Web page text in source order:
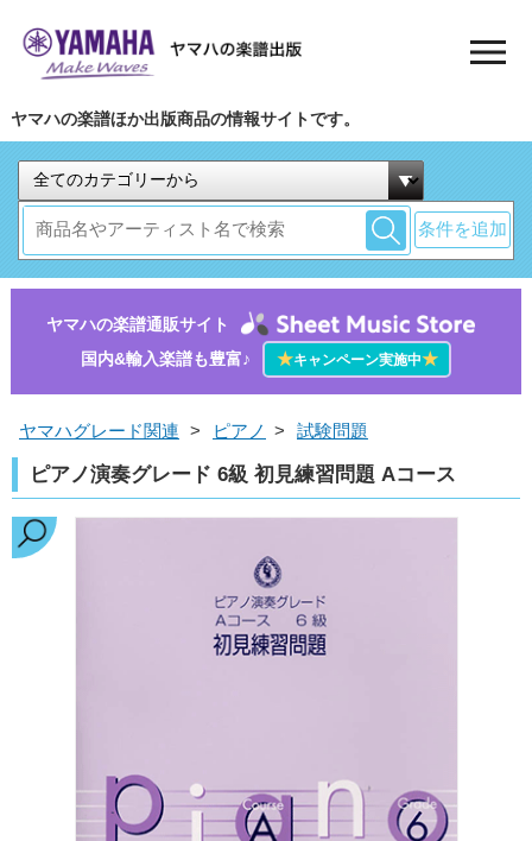
ヤマハの楽譜ほか出版商品の情報サイトです。
条件を追加
ヤマハの楽譜通販サイト
国内&輸入楽譜も豊富♪
★キャンペーン実施中★
ヤマハグレード関連 > ピアノ > 試験問題
ピアノ演奏グレード 6級 初見練習問題 Aコース